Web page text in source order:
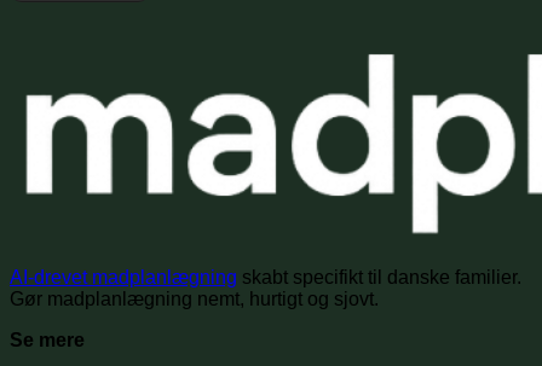
AI-drevet madplanlægning skabt specifikt til danske familier.
Gør madplanlægning nemt, hurtigt og sjovt.
Se mere